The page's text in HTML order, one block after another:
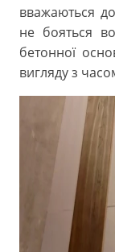
вважаються
не бояться
бетонної
вигляду з